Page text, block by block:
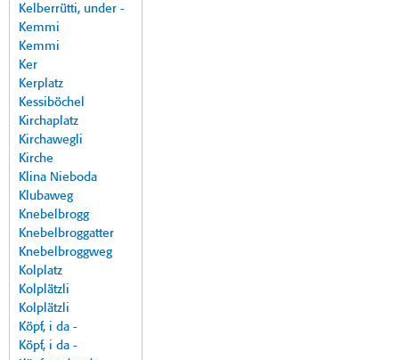
Kelberrütti, under -
Kemmi
Kemmi
Ker
Kerplatz
Kessiböchel
Kirchaplatz
Kirchawegli
Kirche
Klina Nieboda
Klubaweg
Knebelbrogg
Knebelbroggatter
Knebelbroggweg
Kolplatz
Kolplätzli
Kolplätzli
Köpf, i da -
Köpf, i da -